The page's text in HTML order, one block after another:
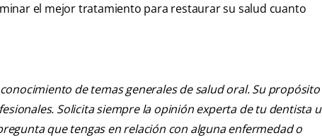
el mejor tratamiento para restaurar su salud cuanto
de temas generales de salud oral. Su propósito
Solicita siempre la opinión experta de tu dentista u
que tengas en relación con alguna enfermedad o